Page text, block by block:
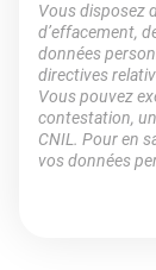
Vous disposez
d’effacement,
données
directives
Vous pouvez
contestation,
CNIL. Pour en
vos données